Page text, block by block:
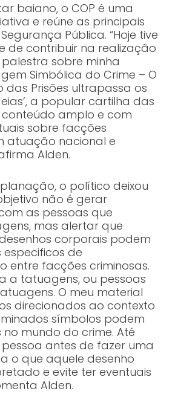
baiano, o COP é uma
e reúne as principais
Pública. “Hoje tive
de contribuir na realização
sobre minha
Simbólica do Crime – O
das Prisões ultrapassa os
a popular cartilha das
amplo e com
sobre facções
atuação nacional e
Alden.
o político deixou
não é gerar
as pessoas que
mas alertar que
corporais podem
de
entre facções criminosas.
a tatuagens, ou pessoas
O meu material
direcionados ao contexto
símbolos podem
mundo do crime. Até
antes de fazer uma
o que aquele desenho
e evite ter eventuais
Alden.